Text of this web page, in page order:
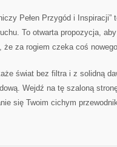
Pełen Przygód i
To otwarta propozycja,
że za rogiem czeka coś
świat bez filtra i z solidną
Wejdź na tę szaloną
się Twoim cichym